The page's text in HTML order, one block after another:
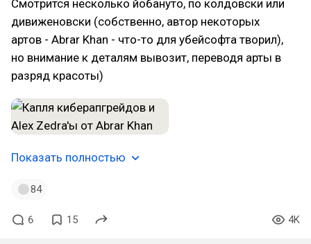
Смотрится несколько йобануто, по колдовски или
дивиженовски (собственно, автор некоторых
артов - Abrar Khan - что-то для убейсофта творил),
но внимание к деталям вывозит, переводя арты в
разряд красоты)
Показать полностью
84
6 15 4K